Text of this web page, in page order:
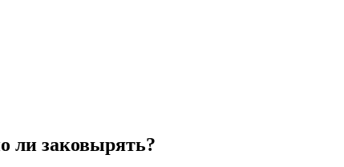
ли заковырять?